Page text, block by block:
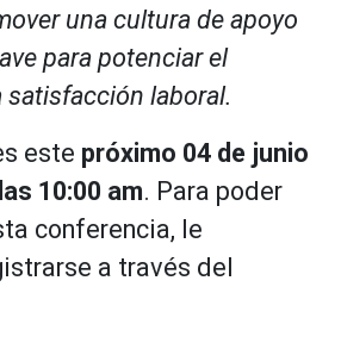
una cultura de apoyo
para potenciar el
satisfacción laboral.
este próximo 04 de junio
10:00 am. Para poder
conferencia, le
a través del